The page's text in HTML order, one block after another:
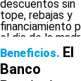
Beneficios El
Banco